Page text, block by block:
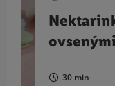
30 min